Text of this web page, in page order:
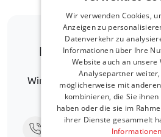
Ist Ihr Automodell
Wir helfen Ihnen gerne
finden.
Rufen Sie uns an unter
Wir verwenden Cookies,
Anzeigen zu
Datenverkehr zu
Informationen über Ihre
Website auch an unsere
Analysepartner
möglicherweise mit
kombinieren, die Sie
haben oder die sie im
ihrer Dienste gesammelt
Informationen